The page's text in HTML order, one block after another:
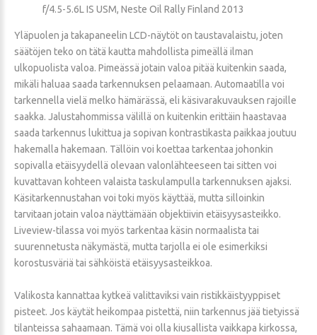
f/4.5-5.6L IS USM, Neste Oil Rally Finland 2013
Yläpuolen ja takapaneelin LCD-näytöt on taustavalaistu, joten
säätöjen teko on tätä kautta mahdollista pimeällä ilman
ulkopuolista valoa. Pimeässä jotain valoa pitää kuitenkin saada,
mikäli haluaa saada tarkennuksen pelaamaan. Automaatilla voi
tarkennella vielä melko hämärässä, eli käsivarakuvauksen rajoille
saakka. Jalustahommissa välillä on kuitenkin erittäin haastavaa
saada tarkennus lukittua ja sopivan kontrastikasta paikkaa joutuu
hakemalla hakemaan. Tällöin voi koettaa tarkentaa johonkin
sopivalla etäisyydellä olevaan valonlähteeseen tai sitten voi
kuvattavan kohteen valaista taskulampulla tarkennuksen ajaksi.
Käsitarkennustahan voi toki myös käyttää, mutta silloinkin
tarvitaan jotain valoa näyttämään objektiivin etäisyysasteikko.
Liveview-tilassa voi myös tarkentaa käsin normaalista tai
suurennetusta näkymästä, mutta tarjolla ei ole esimerkiksi
korostusväriä tai sähköistä etäisyysasteikkoa.
Valikosta kannattaa kytkeä valittaviksi vain ristikkäistyyppiset
pisteet. Jos käytät heikompaa pistettä, niin tarkennus jää tietyissä
tilanteissa sahaamaan. Tämä voi olla kiusallista vaikkapa kirkossa,